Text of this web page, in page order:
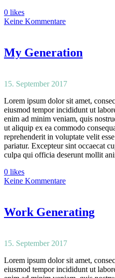
0 likes
Keine Kommentare
My Generation
15. September 2017
Lorem ipsum dolor sit amet,
eiusmod tempor incididunt ut
enim ad minim veniam, quis
ut aliquip ex ea commodo
reprehenderit in voluptate velit
pariatur. Excepteur sint occaecat
culpa qui officia deserunt mollit
0 likes
Keine Kommentare
Work Generating
15. September 2017
Lorem ipsum dolor sit amet,
eiusmod tempor incididunt ut